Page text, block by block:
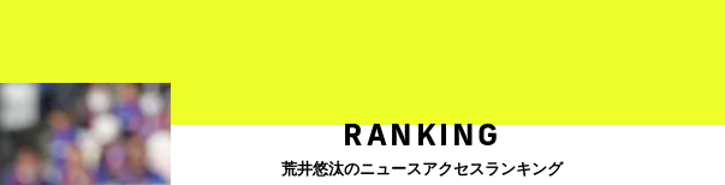
RANKING
荒井悠汰のニュースアクセスランキング